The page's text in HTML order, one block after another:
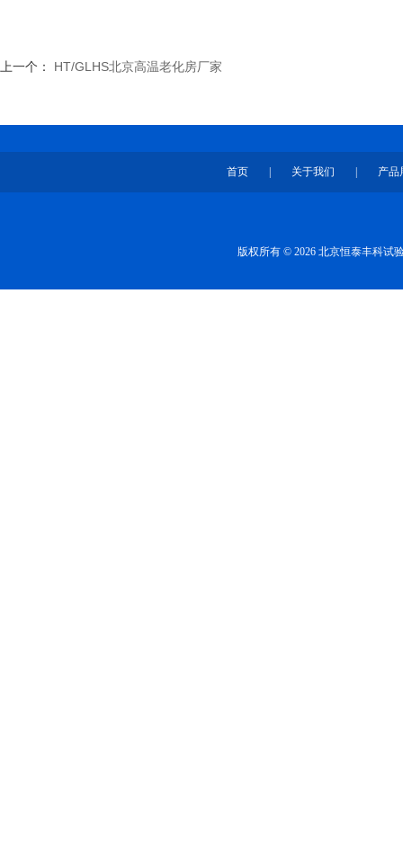
上一个： HT/GLHS北京高温老化房厂家
首页 关于我们 产品
版权所有 © 2026 北京恒泰丰科试